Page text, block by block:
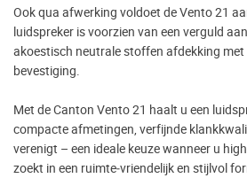
Ook qua afwerking voldoet de Vento 21
luidspreker is voorzien van een verguld
akoestisch neutrale stoffen afdekking
bevestiging.
Met de Canton Vento 21 haalt u een
compacte afmetingen, verfijnde
verenigt – een ideale keuze wanneer u
zoekt in een ruimte‑vriendelijk en stijlvol